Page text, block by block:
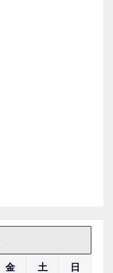
金 土 日